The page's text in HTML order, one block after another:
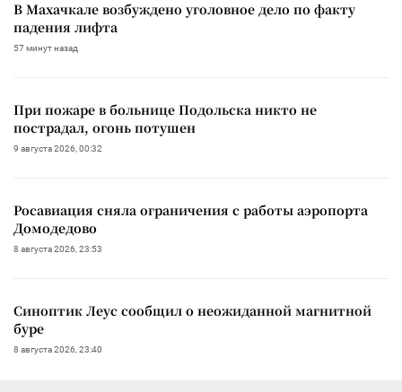
В Махачкале возбуждено уголовное дело по факту
падения лифта
57 минут назад
При пожаре в больнице Подольска никто не
пострадал, огонь потушен
9 августа 2026, 00:32
Росавиация сняла ограничения с работы аэропорта
Домодедово
8 августа 2026, 23:53
Синоптик Леус сообщил о неожиданной магнитной
буре
8 августа 2026, 23:40